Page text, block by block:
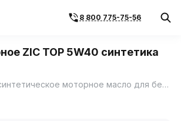
8 800 775-75-56
ZIC TOP 5W40 синтетика
ZIC TOP 5W-40 - синтетическое моторное масло для бензиновых и дизельных двигателей легковых автомобилей и легкого коммерческого транспорта.